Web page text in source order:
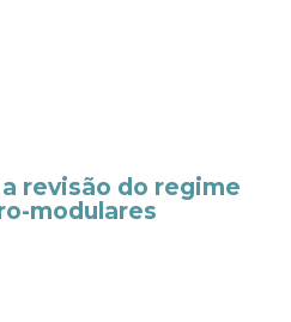
revisão do regime
modulares